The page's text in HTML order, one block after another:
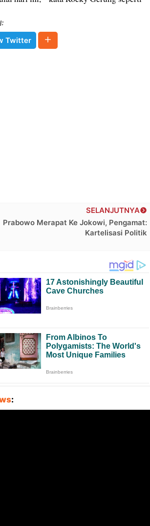
Twitter
SELANJUTNYA
Prabowo Merapat Ke Jokowi, Pengamat:
Kartelisasi Politik
: